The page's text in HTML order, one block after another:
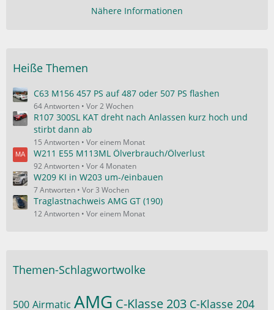
Nähere Informationen
Heiße Themen
C63 M156 457 PS auf 487 oder 507 PS flashen
64 Antworten Vor 2 Wochen
R107 300SL KAT dreht nach Anlassen kurz hoch und
stirbt dann ab
15 Antworten Vor einem Monat
W211 E55 M113ML Ölverbrauch/Ölverlust
92 Antworten Vor 4 Monaten
W209 KI in W203 um-/einbauen
7 Antworten Vor 3 Wochen
Traglastnachweis AMG GT (190)
12 Antworten Vor einem Monat
Themen-Schlagwortwolke
500 Airmatic AMG C-Klasse 203 C-Klasse 204